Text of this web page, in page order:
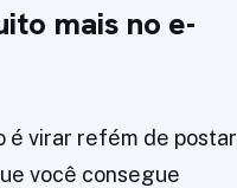
mais no e-
é virar refém de postar
você consegue